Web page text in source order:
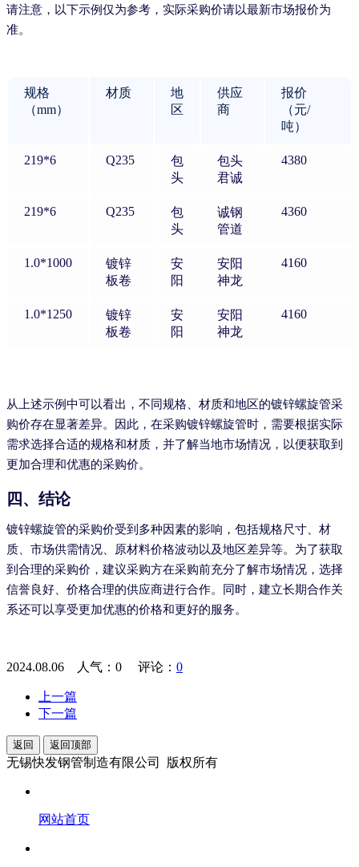
请注意，以下示例仅为参考，实际采购价请以最新市场报价为
准。
规格
（mm）
材质
地
区
供应
商
报价
（元/
吨）
219*6 Q235
包
头
包头
君诚
4380
219*6 Q235
包
头
诚钢
管道
4360
1.0*1000
镀锌
板卷
安
阳
安阳
神龙
4160
1.0*1250
镀锌
板卷
安
阳
安阳
神龙
4160
从上述示例中可以看出，不同规格、材质和地区的镀锌螺旋管采
购价存在显著差异。因此，在采购镀锌螺旋管时，需要根据实际
需求选择合适的规格和材质，并了解当地市场情况，以便获取到
更加合理和优惠的采购价。
四、结论
镀锌螺旋管的采购价受到多种因素的影响，包括规格尺寸、材
质、市场供需情况、原材料价格波动以及地区差异等。为了获取
到合理的采购价，建议采购方在采购前充分了解市场情况，选择
信誉良好、价格合理的供应商进行合作。同时，建立长期合作关
系还可以享受更加优惠的价格和更好的服务。
2024.08.06 人气： 0 评论： 0
上一篇
下一篇
返回 返回顶部
无锡快发钢管制造有限公司 版权所有
网站首页